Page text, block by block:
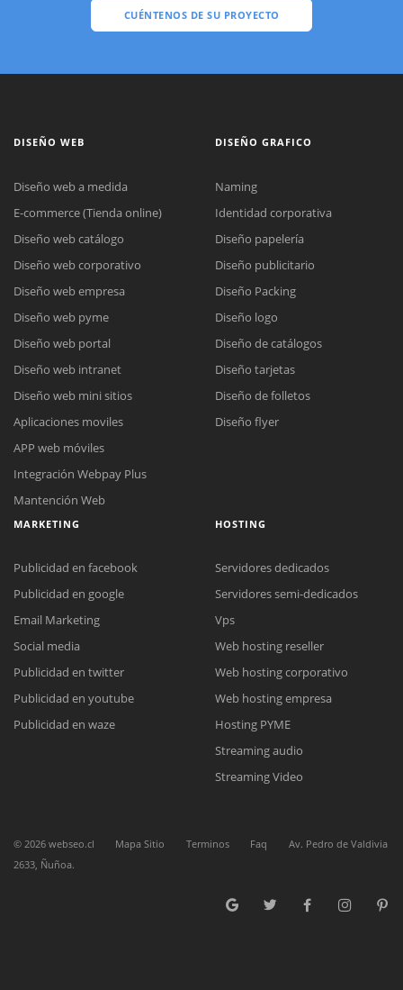
CUÉNTENOS DE SU PROYECTO
Reunión online
Nuestros ejecutivos le enviarán un correo electrónico con el enlace a
Meet para la reunión online.
Cotización
Complete el formulario y nos contactaremos a la brevedad.
Chat Online
para enviarnos un correo electrónico con sus datos personales.
DISEÑO WEB
Diseño web a medida
E-commerce (Tienda online)
Diseño web catálogo
Diseño web corporativo
Diseño web empresa
Diseño web pyme
Diseño web portal
Diseño web intranet
Diseño web mini sitios
Aplicaciones moviles
APP web móviles
Integración Webpay Plus
Mantención Web
DISEÑO GRAFICO
Naming
Identidad corporativa
Diseño papelería
Diseño publicitario
Diseño Packing
Diseño logo
Diseño de catálogos
Diseño tarjetas
Diseño de folletos
Diseño flyer
MARKETING
Publicidad en facebook
Publicidad en google
Email Marketing
Social media
Publicidad en twitter
Publicidad en youtube
Publicidad en waze
HOSTING
Servidores dedicados
Servidores semi-dedicados
Vps
Web hosting reseller
Web hosting corporativo
Web hosting empresa
Hosting PYME
Streaming audio
Streaming Video
© 2026 webseo.cl Mapa Sitio Terminos Faq
Av. Pedro de Valdivia
2633, Ñuñoa.